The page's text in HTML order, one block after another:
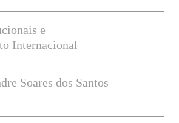
e
Internacional
Soares dos Santos